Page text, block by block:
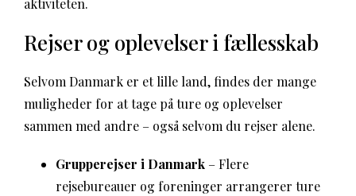
aktiviteten.
Rejser og oplevelser i fællesskab
Selvom Danmark er et lille land, findes der mange
muligheder for at tage på ture og oplevelser
sammen med andre – også selvom du rejser alene.
Grupperejser i Danmark – Flere
rejsebureauer og foreninger arrangerer ture